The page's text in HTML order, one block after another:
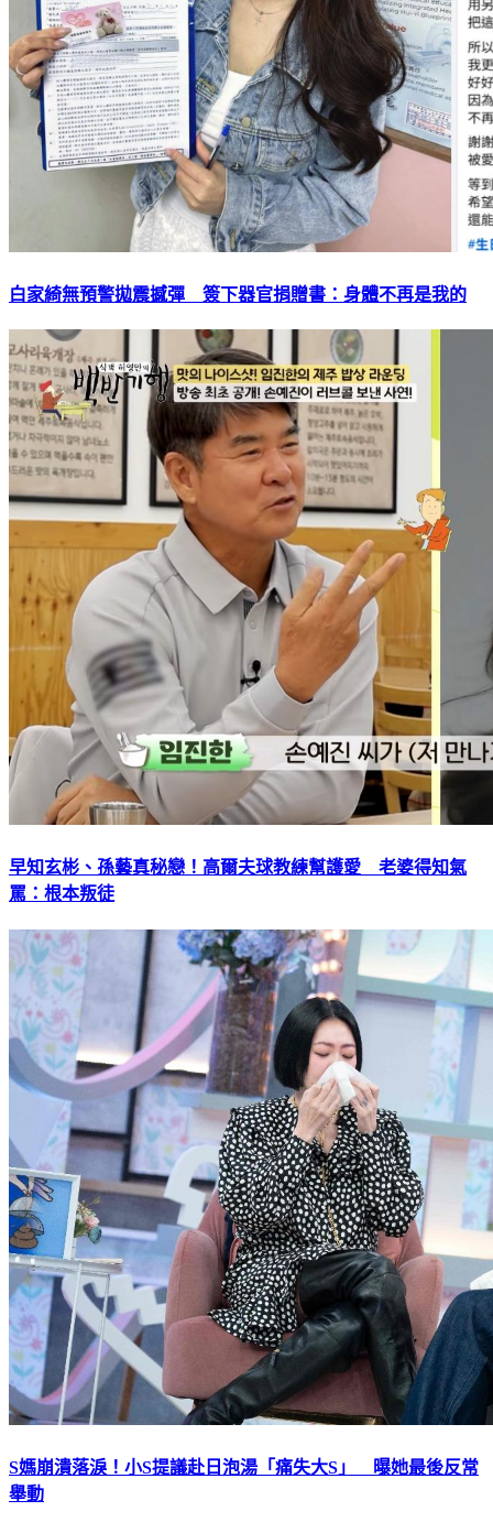
白家綺無預警拋震撼彈 簽下器官捐贈書：身體不再是我的
早知玄彬、孫藝真秘戀！高爾夫球教練幫護愛 老婆得知氣
罵：根本叛徒
S媽崩潰落淚！小S提議赴日泡湯「痛失大S」 曝她最後反常
舉動